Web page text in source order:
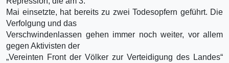
Mai einsetzte, hat bereits zu zwei Todesopfern geführt. Die
Verfolgung und das
Verschwindenlassen gehen immer noch weiter, vor allem
gegen Aktivisten der
„Vereinten Front der Völker zur Verteidigung des Landes“